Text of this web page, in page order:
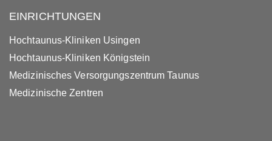
EINRICHTUNGEN
Hochtaunus-Kliniken Usingen
Hochtaunus-Kliniken Königstein
Medizinisches Versorgungszentrum Taunus
Medizinische Zentren